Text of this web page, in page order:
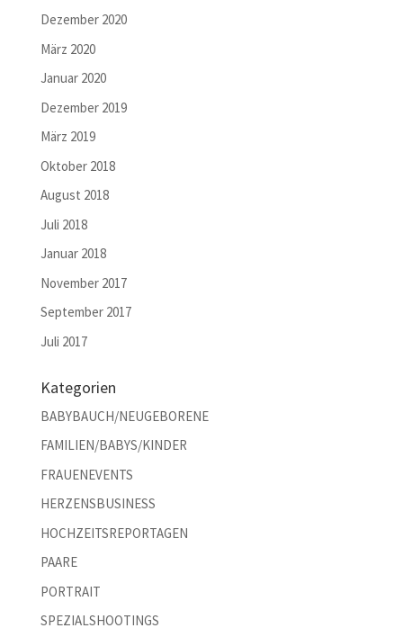
Dezember 2020
März 2020
Januar 2020
Dezember 2019
März 2019
Oktober 2018
August 2018
Juli 2018
Januar 2018
November 2017
September 2017
Juli 2017
Kategorien
BABYBAUCH/NEUGEBORENE
FAMILIEN/BABYS/KINDER
FRAUENEVENTS
HERZENSBUSINESS
HOCHZEITSREPORTAGEN
PAARE
PORTRAIT
SPEZIALSHOOTINGS